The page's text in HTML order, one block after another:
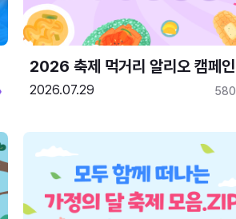
2026 축제 먹거리 알리오 캠페인
2026.07.29 580